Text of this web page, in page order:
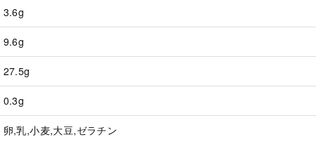
3.6g
9.6g
27.5g
0.3g
卵,乳,小麦,大豆,ゼラチン